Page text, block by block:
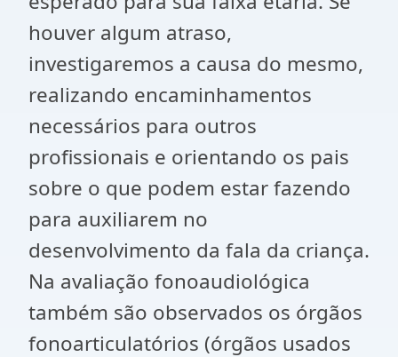
houver algum atraso,
investigaremos a causa do mesmo,
realizando encaminhamentos
necessários para outros
profissionais e orientando os pais
sobre o que podem estar fazendo
para auxiliarem no
desenvolvimento da fala da criança.
Na avaliação fonoaudiológica
também são observados os órgãos
fonoarticulatórios (órgãos usados